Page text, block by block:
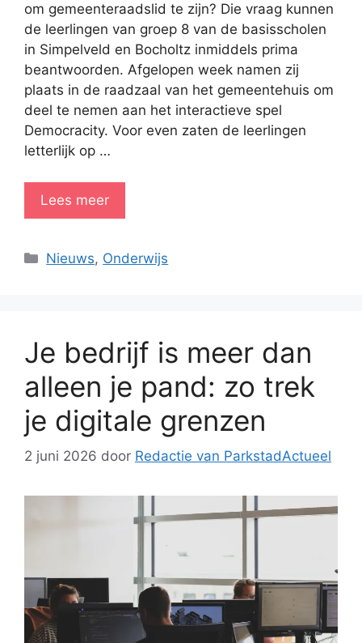
om gemeenteraadslid te zijn? Die vraag kunnen
de leerlingen van groep 8 van de basisscholen
in Simpelveld en Bocholtz inmiddels prima
beantwoorden. Afgelopen week namen zij
plaats in de raadzaal van het gemeentehuis om
deel te nemen aan het interactieve spel
Democracity. Voor even zaten de leerlingen
letterlijk op …
Lees meer
Categorieën
Nieuws, Onderwijs
Je bedrijf is meer dan
alleen je pand: zo trek
je digitale grenzen
2 juni 2026 door Redactie van ParkstadActueel